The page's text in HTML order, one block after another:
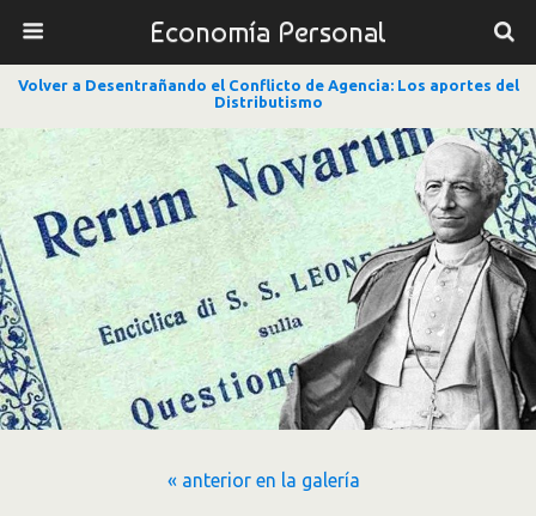
Economía Personal
Volver a Desentrañando el Conflicto de Agencia: Los aportes del
Distributismo
« anterior en la galería